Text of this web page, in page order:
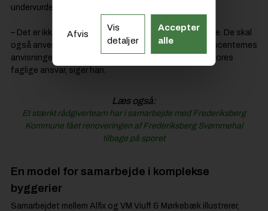
undervurderes i praksis.
– Det er ikke nok, at materialerne i sig selv er slidstærke. De skal
også anvendes korrekt. Det handler om at følge producenternes
anvisninger til punkt og prikke. Det er en vigtig del af vores
faglige ansvar, siger han.
Læs også:
Et stærkt rådgiverteam har i samarbejde med Frederiksberg
Kommune fået renoveringen af Frederiksberg Svømmehal
tilbage på sporet
En model for samarbejde i komplekse
byggerier
Samarbejdet mellem Alfix og VM Viuff & Mørkebæk illustrerer,
Afvis
Vis
detaljer
Accepter
alle